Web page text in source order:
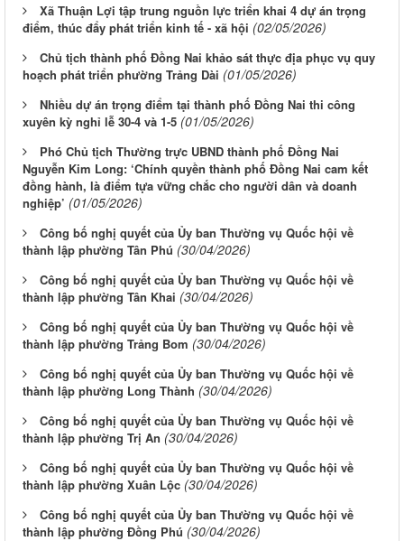
Xã Thuận Lợi tập trung nguồn lực triển khai 4 dự án trọng
điểm, thúc đẩy phát triển kinh tế - xã hội (02/05/2026)
Chủ tịch thành phố Đồng Nai khảo sát thực địa phục vụ quy
hoạch phát triển phường Trảng Dài (01/05/2026)
Nhiều dự án trọng điểm tại thành phố Đồng Nai thi công
xuyên kỳ nghỉ lễ 30-4 và 1-5 (01/05/2026)
Phó Chủ tịch Thường trực UBND thành phố Đồng Nai
Nguyễn Kim Long: ‘Chính quyền thành phố Đồng Nai cam kết
đồng hành, là điểm tựa vững chắc cho người dân và doanh
nghiệp’ (01/05/2026)
Công bố nghị quyết của Ủy ban Thường vụ Quốc hội về
thành lập phường Tân Phú (30/04/2026)
Công bố nghị quyết của Ủy ban Thường vụ Quốc hội về
thành lập phường Tân Khai (30/04/2026)
Công bố nghị quyết của Ủy ban Thường vụ Quốc hội về
thành lập phường Trảng Bom (30/04/2026)
Công bố nghị quyết của Ủy ban Thường vụ Quốc hội về
thành lập phường Long Thành (30/04/2026)
Công bố nghị quyết của Ủy ban Thường vụ Quốc hội về
thành lập phường Trị An (30/04/2026)
Công bố nghị quyết của Ủy ban Thường vụ Quốc hội về
thành lập phường Xuân Lộc (30/04/2026)
Công bố nghị quyết của Ủy ban Thường vụ Quốc hội về
thành lập phường Đồng Phú (30/04/2026)